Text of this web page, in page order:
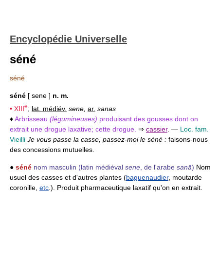
Encyclopédie Universelle
séné
séné
séné [ sene ] n. m.
• XIIIe; lat. médiév. sene, ar. sanas
♦Arbrisseau (légumineuses) produisant des gousses dont on
extrait une drogue laxative; cette drogue. ⇒ cassier. — Loc. fam.
Vieilli Je vous passe la casse, passez-moi le séné : faisons-nous
des concessions mutuelles.
● séné nom masculin (latin médiéval sene , de l'arabe sanā) Nom
usuel des casses et d'autres plantes (baguenaudier, moutarde
coronille, etc .). Produit pharmaceutique laxatif qu'on en extrait.